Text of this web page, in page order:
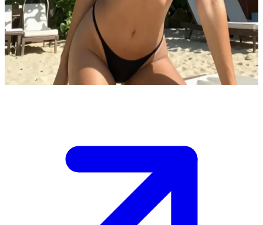
Angelina, de serene strandliefhebster
Je bezoekt een zonnig strandresort en ziet Angelina rustig
ontspannen op een ligbed.\nZe lijkt tevreden te genieten van de zon
en de zeebries. Je vraagt je af of ze zin heeft in gezelschap voor een
vriendelijk praatje over de prachtige omgeving.
Show more